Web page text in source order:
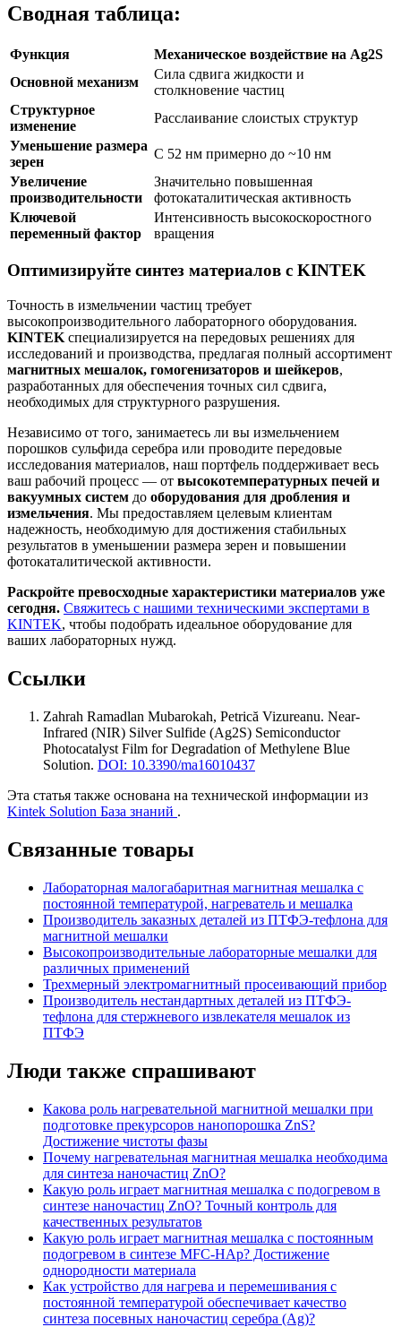
Сводная таблица:
Функция
Механическое воздействие на Ag2S
Основной механизм
Сила сдвига жидкости и
столкновение частиц
Структурное
изменение
Расслаивание слоистых структур
Уменьшение размера
зерен
С 52 нм примерно до ~10 нм
Увеличение
производительности
Значительно повышенная
фотокаталитическая активность
Ключевой
переменный фактор
Интенсивность высокоскоростного
вращения
Оптимизируйте синтез материалов с KINTEK
Точность в измельчении частиц требует
высокопроизводительного лабораторного оборудования.
KINTEK специализируется на передовых решениях для
исследований и производства, предлагая полный ассортимент
магнитных мешалок, гомогенизаторов и шейкеров,
разработанных для обеспечения точных сил сдвига,
необходимых для структурного разрушения.
Независимо от того, занимаетесь ли вы измельчением
порошков сульфида серебра или проводите передовые
исследования материалов, наш портфель поддерживает весь
ваш рабочий процесс — от высокотемпературных печей и
вакуумных систем до оборудования для дробления и
измельчения. Мы предоставляем целевым клиентам
надежность, необходимую для достижения стабильных
результатов в уменьшении размера зерен и повышении
фотокаталитической активности.
Раскройте превосходные характеристики материалов уже
сегодня. Свяжитесь с нашими техническими экспертами в
KINTEK, чтобы подобрать идеальное оборудование для
ваших лабораторных нужд.
Ссылки
Zahrah Ramadlan Mubarokah, Petrică Vizureanu. Near-
Infrared (NIR) Silver Sulfide (Ag2S) Semiconductor
Photocatalyst Film for Degradation of Methylene Blue
Solution. DOI: 10.3390/ma16010437
Эта статья также основана на технической информации из
Kintek Solution База знаний .
Связанные товары
Лабораторная малогабаритная магнитная мешалка с
постоянной температурой, нагреватель и мешалка
Производитель заказных деталей из ПТФЭ-тефлона для
магнитной мешалки
Высокопроизводительные лабораторные мешалки для
различных применений
Трехмерный электромагнитный просеивающий прибор
Производитель нестандартных деталей из ПТФЭ-
тефлона для стержневого извлекателя мешалок из
ПТФЭ
Люди также спрашивают
Какова роль нагревательной магнитной мешалки при
подготовке прекурсоров нанопорошка ZnS?
Достижение чистоты фазы
Почему нагревательная магнитная мешалка необходима
для синтеза наночастиц ZnO?
Какую роль играет магнитная мешалка с подогревом в
синтезе наночастиц ZnO? Точный контроль для
качественных результатов
Какую роль играет магнитная мешалка с постоянным
подогревом в синтезе MFC-HAp? Достижение
однородности материала
Как устройство для нагрева и перемешивания с
постоянной температурой обеспечивает качество
синтеза посевных наночастиц серебра (Ag)?